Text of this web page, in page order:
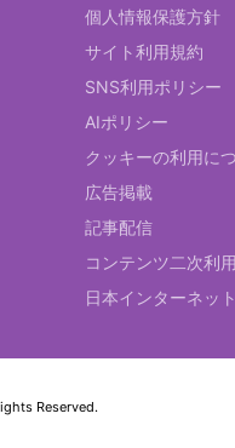
個人情報保護方針
サイト利用規約
SNS利用ポリシー
AIポリシー
クッキーの利用に
広告掲載
記事配信
コンテンツ二次利用
日本インターネッ
Reserved.